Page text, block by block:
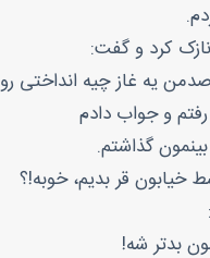
کرد و گفت:
یه غاز چیه انداختی
و جواب دادم
گذاشتم.
خیابون قر بدیم، خوبه!؟
بدتر شه!